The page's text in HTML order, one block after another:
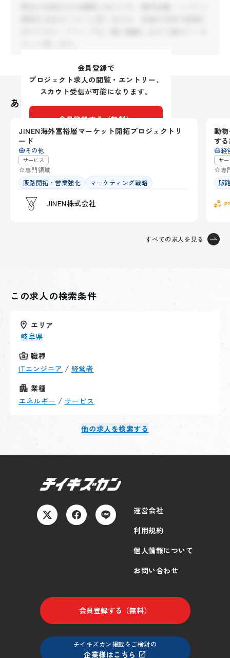
会員登録で
プロジェクト求人の閲覧・エントリー、
スカウト受信が可能になります。
会員登録する（無料）
あなたにおすすめの求人
鹿児島県
JINEN海外富裕層マーケット開拓プロジェクトリ
ード
その他
サービス
専門領域
販路開拓・営業強化
マーケティング戦略
JINEN株式会社
動
す
経
サ
専
販
すべての求人を見る
この求人の検索条件
エリア
岐阜県
職種
ITエンジニア / 経営者
業種
エネルギー / サービス
他の求人を検索する
運営会社
利用規約
個人情報について
お問い合わせ
会員登録する（無料）
チイキズカン掲載をご検討の
企業様はこちら